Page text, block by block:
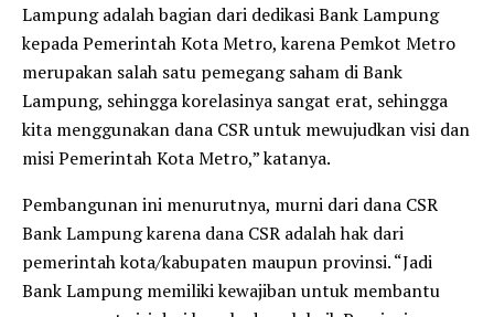
Lampung adalah bagian dari dedikasi Bank Lampung
kepada Pemerintah Kota Metro, karena Pemkot Metro
merupakan salah satu pemegang saham di Bank
Lampung, sehingga korelasinya sangat erat, sehingga
kita menggunakan dana CSR untuk mewujudkan visi dan
misi Pemerintah Kota Metro,” katanya.
Pembangunan ini menurutnya, murni dari dana CSR
Bank Lampung karena dana CSR adalah hak dari
pemerintah kota/kabupaten maupun provinsi. “Jadi
Bank Lampung memiliki kewajiban untuk membantu